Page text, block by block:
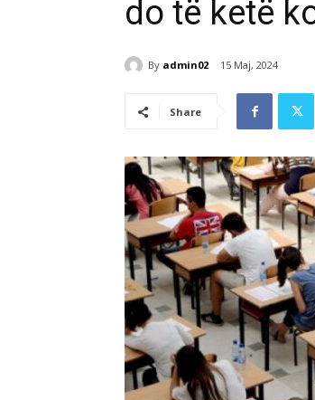
do të ketë
By admin02 15 Maj, 2024
Share